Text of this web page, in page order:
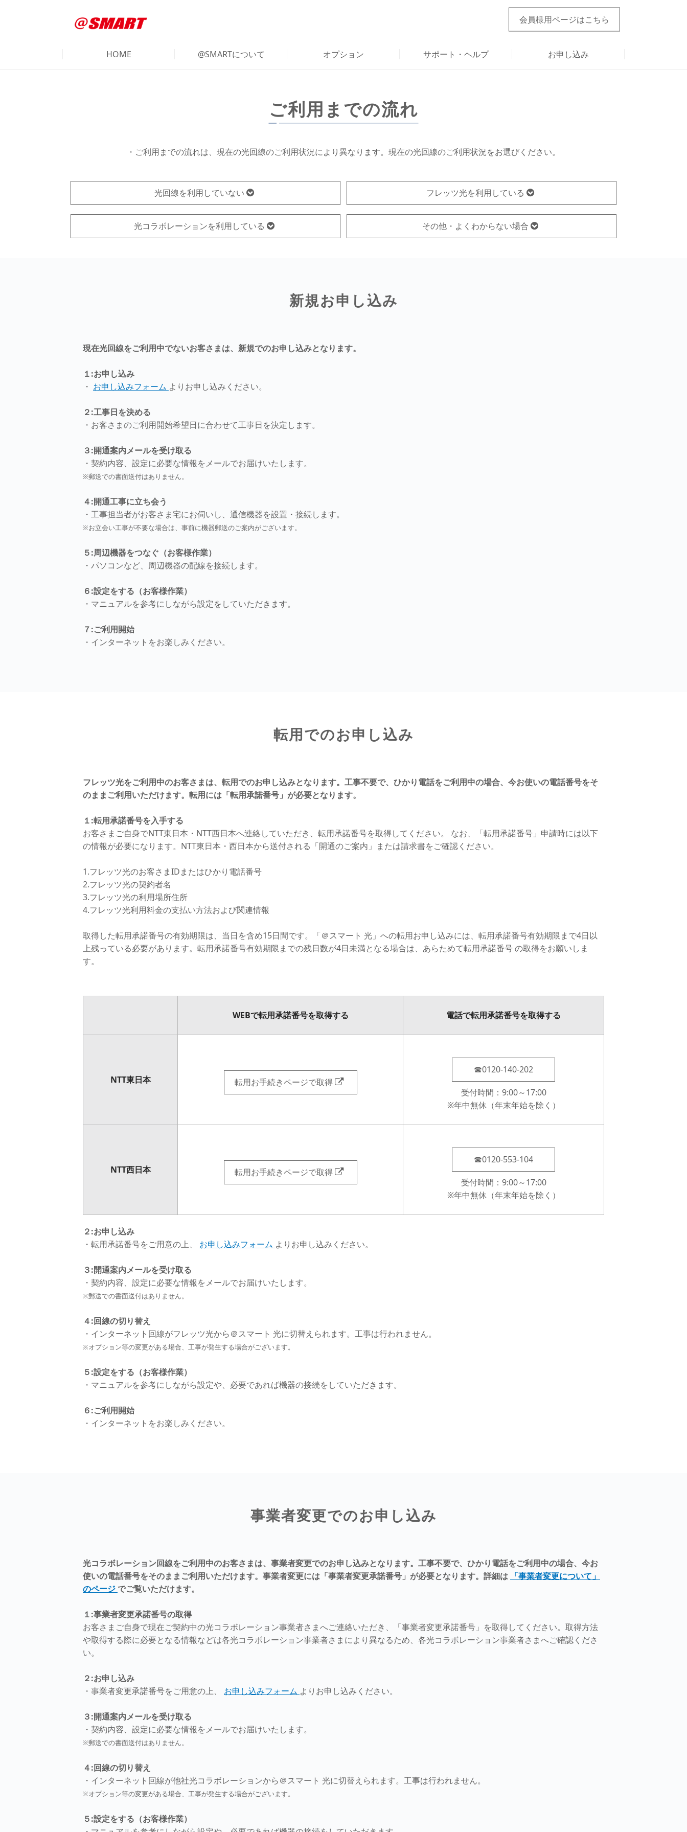
会員様用ページはこちら
HOME @SMARTについて オプション サポート・ヘルプ お申し込み
ご利用までの流れ
・ご利用までの流れは、現在の光回線のご利用状況により異なります。現在の光回線のご利用状況をお選びください。
光回線を利用していない フレッツ光を利用している
光コラボレーションを利用している その他・よくわからない場合
新規お申し込み
現在光回線をご利用中でないお客さまは、新規でのお申し込みとなります。
１:お申し込み
・ お申し込みフォーム よりお申し込みください。
２:工事日を決める
・お客さまのご利用開始希望日に合わせて工事日を決定します。
３:開通案内メールを受け取る
・契約内容、設定に必要な情報をメールでお届けいたします。
※郵送での書面送付はありません。
４:開通工事に立ち会う
・工事担当者がお客さま宅にお伺いし、通信機器を設置・接続します。
※お立会い工事が不要な場合は、事前に機器郵送のご案内がございます。
５:周辺機器をつなぐ（お客様作業）
・パソコンなど、周辺機器の配線を接続します。
６:設定をする（お客様作業）
・マニュアルを参考にしながら設定をしていただきます。
７:ご利用開始
・インターネットをお楽しみください。
転用でのお申し込み
フレッツ光をご利用中のお客さまは、転用でのお申し込みとなります。工事不要で、ひかり電話をご利用中の場合、今お使いの電話番号をそ
のままご利用いただけます。転用には「転用承諾番号」が必要となります。
１:転用承諾番号を入手する
お客さまご自身でNTT東日本・NTT西日本へ連絡していただき、転用承諾番号を取得してください。 なお、「転用承諾番号」申請時には以下
の情報が必要になります。NTT東日本・西日本から送付される「開通のご案内」または請求書をご確認ください。
1.フレッツ光のお客さまIDまたはひかり電話番号
2.フレッツ光の契約者名
3.フレッツ光の利用場所住所
4.フレッツ光利用料金の支払い方法および関連情報
取得した転用承諾番号の有効期限は、当日を含め15日間です。「＠スマート 光」への転用お申し込みには、転用承諾番号有効期限まで4日以
上残っている必要があります。転用承諾番号有効期限までの残日数が4日未満となる場合は、あらためて転用承諾番号 の取得をお願いしま
す。
WEBで転用承諾番号を取得する 電話で転用承諾番号を取得する
NTT東日本 転用お手続きページで取得
☎0120-140-202
受付時間：9:00～17:00
※年中無休（年末年始を除く）
NTT西日本 転用お手続きページで取得
☎0120-553-104
受付時間：9:00～17:00
※年中無休（年末年始を除く）
２:お申し込み
・転用承諾番号をご用意の上、 お申し込みフォーム よりお申し込みください。
３:開通案内メールを受け取る
・契約内容、設定に必要な情報をメールでお届けいたします。
※郵送での書面送付はありません。
４:回線の切り替え
・インターネット回線がフレッツ光から＠スマート 光に切替えられます。工事は行われません。
※オプション等の変更がある場合、工事が発生する場合がございます。
５:設定をする（お客様作業）
・マニュアルを参考にしながら設定や、必要であれば機器の接続をしていただきます。
６:ご利用開始
・インターネットをお楽しみください。
事業者変更でのお申し込み
光コラボレーション回線をご利用中のお客さまは、事業者変更でのお申し込みとなります。工事不要で、ひかり電話をご利用中の場合、今お
使いの電話番号をそのままご利用いただけます。事業者変更には「事業者変更承諾番号」が必要となります。詳細は 「事業者変更について」
のページでご覧いただけます。
１:事業者変更承諾番号の取得
お客さまご自身で現在ご契約中の光コラボレーション事業者さまへご連絡いただき、「事業者変更承諾番号」を取得してください。 取得方法
や取得する際に必要となる情報などは各光コラボレーション事業者さまにより異なるため、各光コラボレーション事業者さまへご確認くださ
い。
２:お申し込み
・事業者変更承諾番号をご用意の上、 お申し込みフォーム よりお申し込みください。
３:開通案内メールを受け取る
・契約内容、設定に必要な情報をメールでお届けいたします。
※郵送での書面送付はありません。
４:回線の切り替え
・インターネット回線が他社光コラボレーションから＠スマート 光に切替えられます。工事は行われません。
※オプション等の変更がある場合、工事が発生する場合がございます。
５:設定をする（お客様作業）